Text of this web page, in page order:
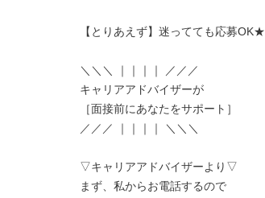
【とりあえず】迷ってても応募OK★
＼＼＼ ｜｜｜｜ ／／／
キャリアアドバイザーが
［面接前にあなたをサポート］
／／／ ｜｜｜｜ ＼＼＼
▽キャリアアドバイザーより▽
まず、私からお電話するので